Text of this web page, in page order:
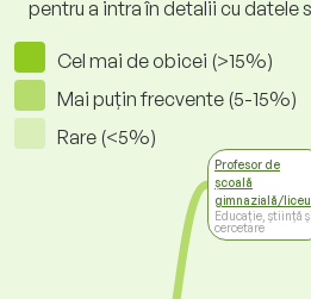
pentru a intra în detalii cu datele
Cel mai de obicei (>15%)
Mai puțin frecvente (5-15%)
Rare (<5%)
Profesor de
școală
gimnazială/liceu
Educație, știință și
cercetare